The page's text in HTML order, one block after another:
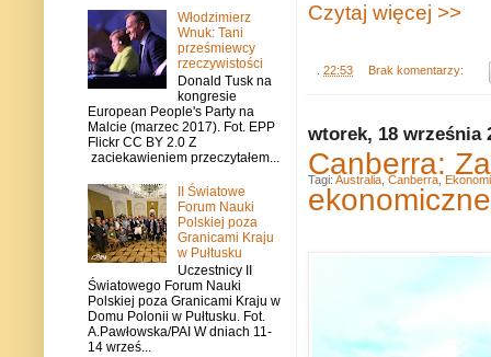
Czytaj więcej >>
22:53 Brak komentarzy:
wtorek, 18 września
Canberra:
ekonomiczne
Tagi: Australia Canberra
Włodzimierz
Wnuk: Tani
prześmiewcy
rzeczywistości
Donald Tusk na
kongresie
European People's Party na
Malcie (marzec 2017). Fot. EPP
Flickr CC BY 2.0 Z
zaciekawieniem przeczytałem...
II Światowe
Forum Nauki
Polskiej poza
Granicami Kraju
w Pułtusku
Uczestnicy II
Światowego Forum Nauki
Polskiej poza Granicami Kraju w
Domu Polonii w Pułtusku. Fot.
A.Pawłowska/PAI W dniach 11-
14 wrześ...